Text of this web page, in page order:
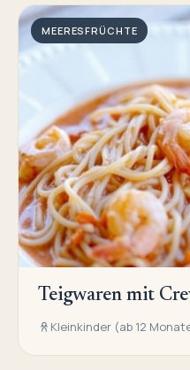
MEERESFRÜCHTE
Teigwaren mit
Kleinkinder (ab 12